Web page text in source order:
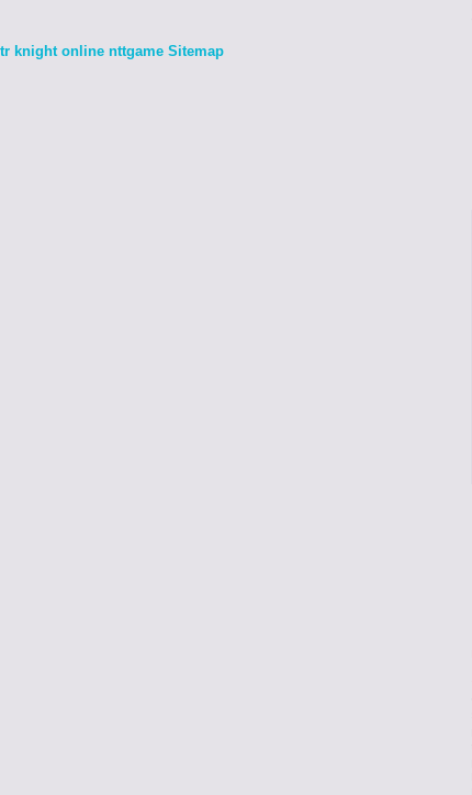
knight online nttgame Sitemap